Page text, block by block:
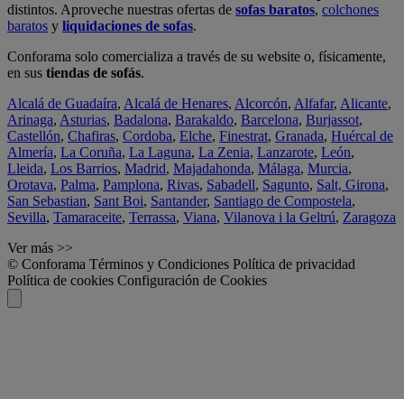
distintos. Aproveche nuestras ofertas de sofas baratos, colchones
baratos y liquidaciones de sofas.
Conforama solo comercializa a través de su website o, físicamente,
en sus tiendas de sofás.
Alcalá de Guadaíra, Alcalá de Henares, Alcorcón, Alfafar, Alicante,
Arinaga, Asturias, Badalona, Barakaldo, Barcelona, Burjassot,
Castellón, Chafiras, Cordoba, Elche, Finestrat, Granada, Huércal de
Almería, La Coruña, La Laguna, La Zenia, Lanzarote, León,
Lleida, Los Barrios, Madrid, Majadahonda, Málaga, Murcia,
Orotava, Palma, Pamplona, Rivas, Sabadell, Sagunto, Salt, Girona,
San Sebastian, Sant Boi, Santander, Santiago de Compostela,
Sevilla, Tamaraceite, Terrassa, Viana, Vilanova i la Geltrú, Zaragoza
Ver más >>
© Conforama Términos y Condiciones Política de privacidad
Política de cookies Configuración de Cookies